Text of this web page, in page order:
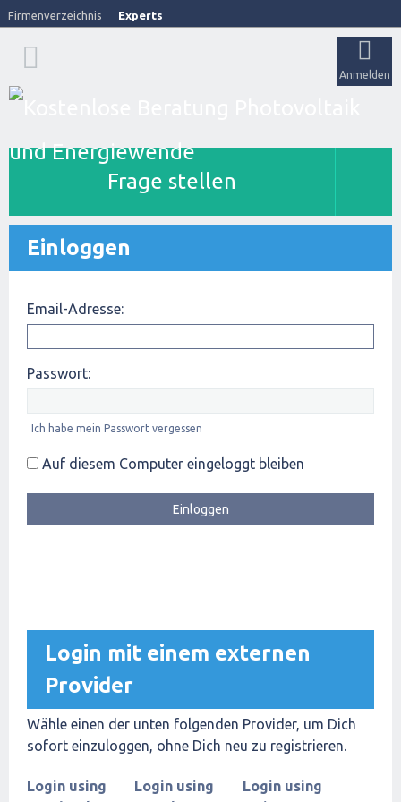
Firmenverzeichnis Experts
Anmelden
Frage stellen
Einloggen
Email-Adresse:
Passwort:
Ich habe mein Passwort vergessen
Auf diesem Computer eingeloggt bleiben
Login mit einem externen
Provider
Wähle einen der unten folgenden Provider, um Dich
sofort einzuloggen, ohne Dich neu zu registrieren.
Login using
Login using
Login using